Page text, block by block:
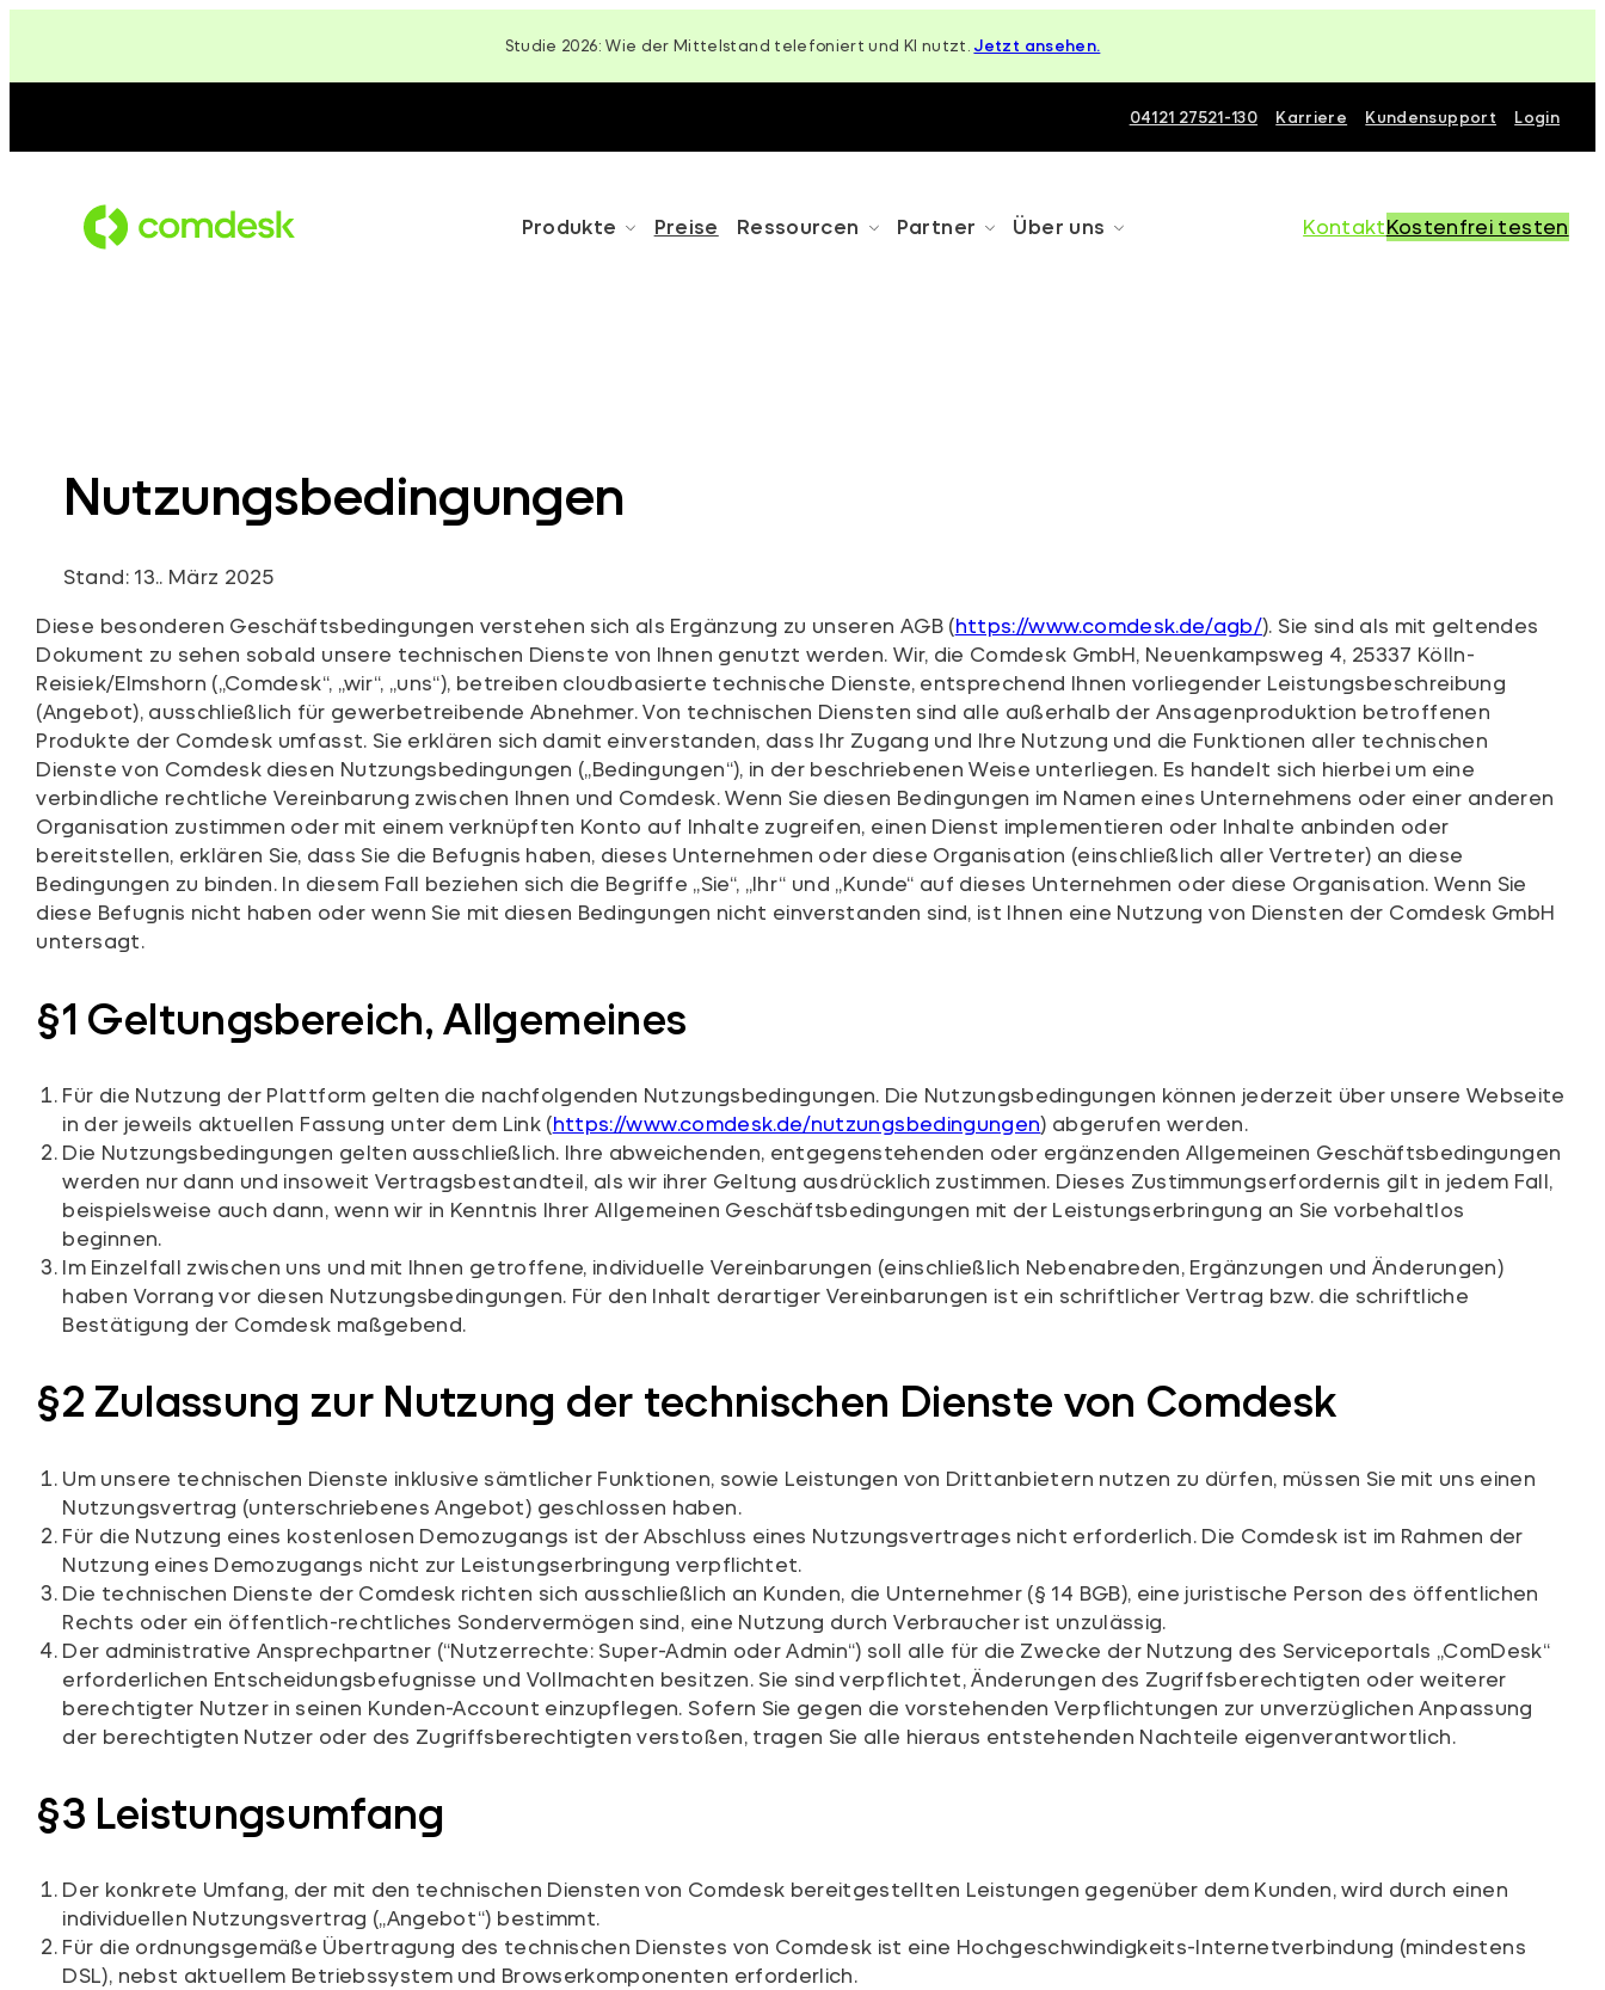
springen
Studie 2026: Wie der Mittelstand telefoniert und KI nutzt. Jetzt ansehen.
04121 27521-130 Karriere Kundensupport Login
Produkte Preise Ressourcen Partner Über uns KontaktKostenfrei testen
Nutzungsbedingungen
Stand: 13.. März 2025
Diese besonderen Geschäftsbedingungen verstehen sich als Ergänzung zu unseren AGB (https://www.comdesk.de/agb/). Sie sind als mit geltendes
Dokument zu sehen sobald unsere technischen Dienste von Ihnen genutzt werden. Wir, die Comdesk GmbH, Neuenkampsweg 4, 25337 Kölln-
Reisiek/Elmshorn („Comdesk“, „wir“, „uns“), betreiben cloudbasierte technische Dienste, entsprechend Ihnen vorliegender Leistungsbeschreibung
(Angebot), ausschließlich für gewerbetreibende Abnehmer. Von technischen Diensten sind alle außerhalb der Ansagenproduktion betroffenen
Produkte der Comdesk umfasst. Sie erklären sich damit einverstanden, dass Ihr Zugang und Ihre Nutzung und die Funktionen aller technischen
Dienste von Comdesk diesen Nutzungsbedingungen („Bedingungen“), in der beschriebenen Weise unterliegen. Es handelt sich hierbei um eine
verbindliche rechtliche Vereinbarung zwischen Ihnen und Comdesk. Wenn Sie diesen Bedingungen im Namen eines Unternehmens oder einer anderen
Organisation zustimmen oder mit einem verknüpften Konto auf Inhalte zugreifen, einen Dienst implementieren oder Inhalte anbinden oder
bereitstellen, erklären Sie, dass Sie die Befugnis haben, dieses Unternehmen oder diese Organisation (einschließlich aller Vertreter) an diese
Bedingungen zu binden. In diesem Fall beziehen sich die Begriffe „Sie“, „Ihr“ und „Kunde“ auf dieses Unternehmen oder diese Organisation. Wenn Sie
diese Befugnis nicht haben oder wenn Sie mit diesen Bedingungen nicht einverstanden sind, ist Ihnen eine Nutzung von Diensten der Comdesk GmbH
untersagt.
§1 Geltungsbereich, Allgemeines
Für die Nutzung der Plattform gelten die nachfolgenden Nutzungsbedingungen. Die Nutzungsbedingungen können jederzeit über unsere Webseite
in der jeweils aktuellen Fassung unter dem Link (https://www.comdesk.de/nutzungsbedingungen) abgerufen werden.
Die Nutzungsbedingungen gelten ausschließlich. Ihre abweichenden, entgegenstehenden oder ergänzenden Allgemeinen Geschäftsbedingungen
werden nur dann und insoweit Vertragsbestandteil, als wir ihrer Geltung ausdrücklich zustimmen. Dieses Zustimmungserfordernis gilt in jedem Fall,
beispielsweise auch dann, wenn wir in Kenntnis Ihrer Allgemeinen Geschäftsbedingungen mit der Leistungserbringung an Sie vorbehaltlos
beginnen.
Im Einzelfall zwischen uns und mit Ihnen getroffene, individuelle Vereinbarungen (einschließlich Nebenabreden, Ergänzungen und Änderungen)
haben Vorrang vor diesen Nutzungsbedingungen. Für den Inhalt derartiger Vereinbarungen ist ein schriftlicher Vertrag bzw. die schriftliche
Bestätigung der Comdesk maßgebend.
§2 Zulassung zur Nutzung der technischen Dienste von Comdesk
Um unsere technischen Dienste inklusive sämtlicher Funktionen, sowie Leistungen von Drittanbietern nutzen zu dürfen, müssen Sie mit uns einen
Nutzungsvertrag (unterschriebenes Angebot) geschlossen haben.
Für die Nutzung eines kostenlosen Demozugangs ist der Abschluss eines Nutzungsvertrages nicht erforderlich. Die Comdesk ist im Rahmen der
Nutzung eines Demozugangs nicht zur Leistungserbringung verpflichtet.
Die technischen Dienste der Comdesk richten sich ausschließlich an Kunden, die Unternehmer (§ 14 BGB), eine juristische Person des öffentlichen
Rechts oder ein öffentlich-rechtliches Sondervermögen sind, eine Nutzung durch Verbraucher ist unzulässig.
Der administrative Ansprechpartner (“Nutzerrechte: Super-Admin oder Admin“) soll alle für die Zwecke der Nutzung des Serviceportals „ComDesk“
erforderlichen Entscheidungsbefugnisse und Vollmachten besitzen. Sie sind verpflichtet, Änderungen des Zugriffsberechtigten oder weiterer
berechtigter Nutzer in seinen Kunden-Account einzupflegen. Sofern Sie gegen die vorstehenden Verpflichtungen zur unverzüglichen Anpassung
der berechtigten Nutzer oder des Zugriffsberechtigten verstoßen, tragen Sie alle hieraus entstehenden Nachteile eigenverantwortlich.
§3 Leistungsumfang
Der konkrete Umfang, der mit den technischen Diensten von Comdesk bereitgestellten Leistungen gegenüber dem Kunden, wird durch einen
individuellen Nutzungsvertrag („Angebot“) bestimmt.
Für die ordnungsgemäße Übertragung des technischen Dienstes von Comdesk ist eine Hochgeschwindigkeits-Internetverbindung (mindestens
DSL), nebst aktuellem Betriebssystem und Browserkomponenten erforderlich.